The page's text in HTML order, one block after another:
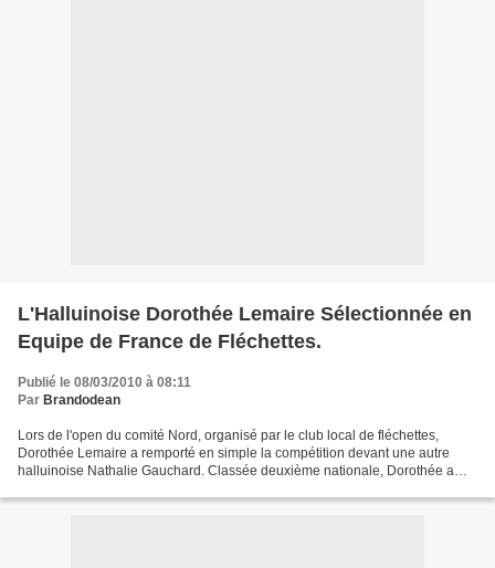
L'Halluinoise Dorothée Lemaire Sélectionnée en
Equipe de France de Fléchettes.
Publié le 08/03/2010 à 08:11
Par Brandodean
Lors de l'open du comité Nord, organisé par le club local de fléchettes,
Dorothée Lemaire a remporté en simple la compétition devant une autre
halluinoise Nathalie Gauchard. Classée deuxième nationale, Dorothée a